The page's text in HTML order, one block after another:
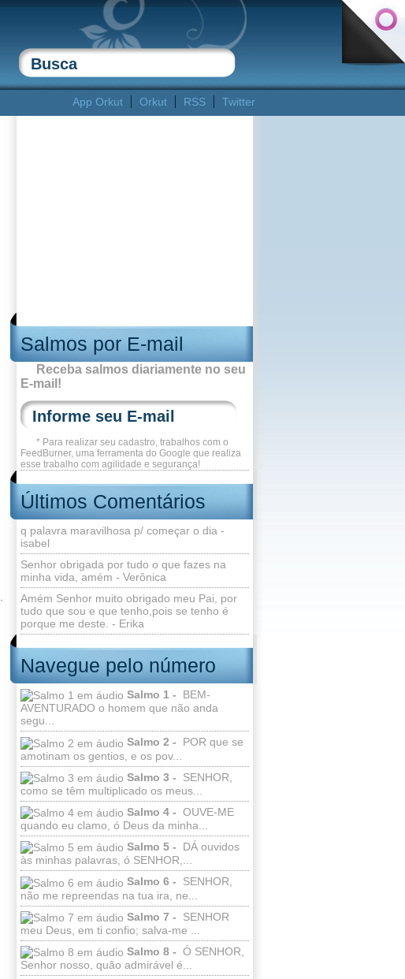
App Orkut Orkut RSS Twitter
Salmos por E-mail
Receba salmos diariamente no seu
E-mail!
* Para realizar seu cadastro, trabalhos com o
FeedBurner, uma ferramenta do Google que realiza
esse trabalho com agilidade e segurança!
Últimos Comentários
q palavra maravilhosa p/ começar o dia -
isabel
Senhor obrigada por tudo o que fazes na
minha vida, amém - Verônica
Amém Senhor muito obrigado meu Pai, por
tudo que sou e que tenho,pois se tenho é
porque me deste. - Erika
Navegue pelo número
Salmo 1 -
BEM-
AVENTURADO o homem que não anda
segu...
Salmo 2 -
POR que se
amotinam os gentios, e os pov...
Salmo 3 -
SENHOR,
como se têm multiplicado os meus...
Salmo 4 - OUVE-ME
quando eu clamo, ó Deus da minha...
Salmo 5 -
DÁ ouvidos
às minhas palavras, ó SENHOR,...
Salmo 6 -
SENHOR,
não me repreendas na tua ira, ne...
Salmo 7 -
SENHOR
meu Deus, em ti confio; salva-me ...
Salmo 8 - Ó SENHOR,
Senhor nosso, quão admirável é...